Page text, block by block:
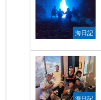
海日記
海日記